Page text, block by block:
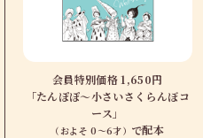
会員特別価格 1,650円
「たんぽぽ〜小さいさくらんぼコ
ース」
（およそ 0〜6才） で配本